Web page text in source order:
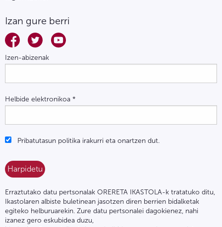
Izan gure berri
Izen-abizenak
Helbide elektronikoa *
Pribatutasun politika irakurri eta onartzen dut.
Erraztutako datu pertsonalak ORERETA IKASTOLA-k tratatuko ditu,
Ikastolaren albiste buletinean jasotzen diren berrien bidalketak
egiteko helburuarekin. Zure datu pertsonalei dagokienez, nahi
izanez gero eskubidea duzu,